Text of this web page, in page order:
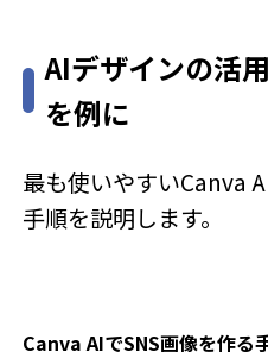
AIデザインの活
を例に
最も使いやすいCanva
手順を説明します。
Canva AIでSNS画像を作る